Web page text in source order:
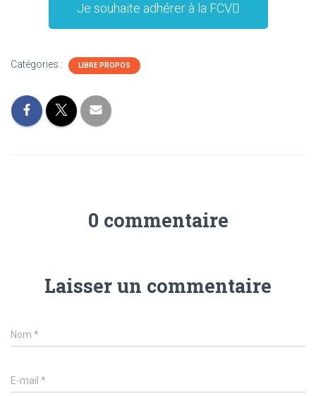
Je souhaite adhérer à la FCV
Catégories : LIBRE PROPOS
0 commentaire
Laisser un commentaire
Nom *
E-mail *